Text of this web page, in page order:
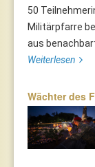
50
Militärpfarre
aus
Weiterlesen
Wächter des